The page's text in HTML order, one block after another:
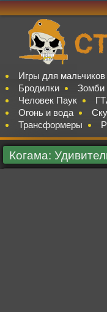
Игры для мальчиков
Бродилки
Зомби
Человек Паук
Огонь и вода
Трансформеры
Когама: